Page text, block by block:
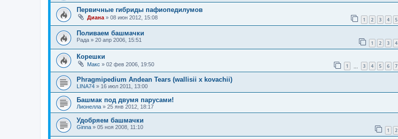
Первичные гибриды пафиопедилумов
Диана» 08 июн 2012, 15:08 1 2 3 4 5
Поливаем башмачки
Рада » 20 апр 2006, 15:51 1 2 3 4
Корешки
Макс » 02 фев 2006, 19:50 1 3 4 5 6 7
Phragmipedium Andean Tears (wallisii x kovachii)
LINA74 » 16 июл 2011, 13:00
Башмак под двумя парусами!
Лионелла » 25 янв 2012, 18:17
Удобряем башмачки
Ginna » 05 ноя 2008, 11:10 1 2